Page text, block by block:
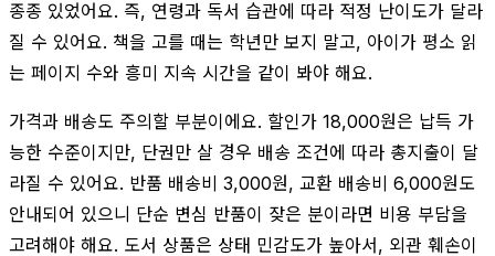
종종 있었어요. 즉, 연령과 독서 습관에 따라 적정 난이도가 달라
질 수 있어요. 책을 고를 때는 학년만 보지 말고, 아이가 평소 읽
는 페이지 수와 흥미 지속 시간을 같이 봐야 해요.
가격과 배송도 주의할 부분이에요. 할인가 18,000원은 납득 가
능한 수준이지만, 단권만 살 경우 배송 조건에 따라 총지출이 달
라질 수 있어요. 반품 배송비 3,000원, 교환 배송비 6,000원도
안내되어 있으니 단순 변심 반품이 잦은 분이라면 비용 부담을
고려해야 해요. 도서 상품은 상태 민감도가 높아서, 외관 훼손이